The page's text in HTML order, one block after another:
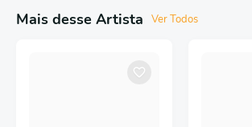
Mais desse Artista Ver Todos